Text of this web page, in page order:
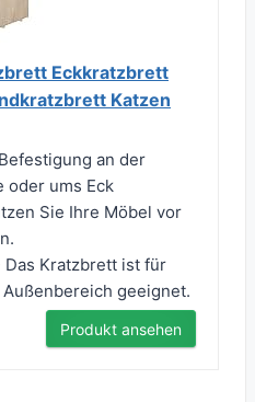
Eckkratzbrett
Katzen
an der
oder ums Eck
Sie Ihre Möbel vor
Das Kratzbrett ist für
geeignet.
Produkt ansehen